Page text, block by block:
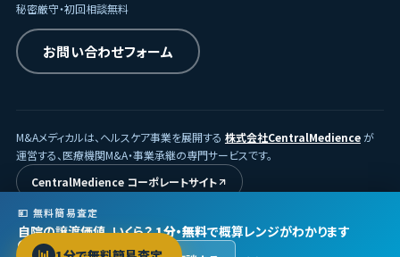
秘密厳守・初回相談無料
お問い合わせフォーム
M&Aメディカルは、ヘルスケア事業を展開する 株式会社CentralMedienceが
運営する、医療機関M&A・事業承継の専門サービスです。
CentralMedience コーポレートサイト
株式会社CentralMedience / M&Aメディカル
💴 無料簡易査定
自院の譲渡価値、いくら？1分・無料で概算レンジがわかります